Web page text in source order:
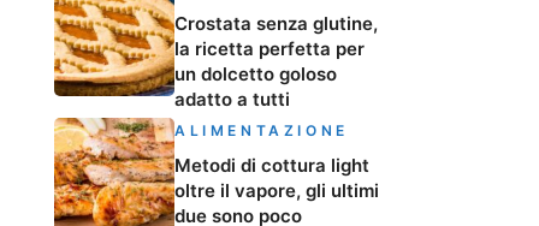
Crostata senza glutine,
la ricetta perfetta per
un dolcetto goloso
adatto a tutti
ALIMENTAZIONE
Metodi di cottura light
oltre il vapore, gli ultimi
due sono poco